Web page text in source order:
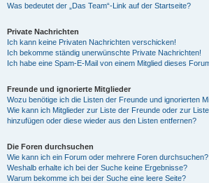
Was bedeutet der „Das Team“-Link auf der Startseite?
Private Nachrichten
Ich kann keine Privaten Nachrichten verschicken!
Ich bekomme ständig unerwünschte Private Nachrichten!
Ich habe eine Spam-E-Mail von einem Mitglied dieses
Freunde und ignorierte Mitglieder
Wozu benötige ich die Listen der Freunde und ignorierten
Wie kann ich Mitglieder zur Liste der Freunde oder zur
hinzufügen oder diese wieder aus den Listen entfernen?
Die Foren durchsuchen
Wie kann ich ein Forum oder mehrere Foren durchsuchen?
Weshalb erhalte ich bei der Suche keine Ergebnisse?
Warum bekomme ich bei der Suche eine leere Seite?